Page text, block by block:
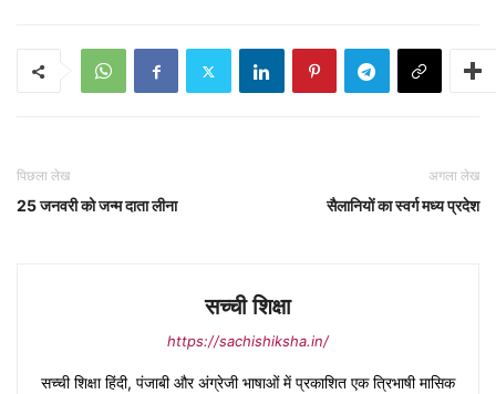
पिछला लेख
25 जनवरी को जन्म दाता लीना
अगला लेख
सैलानियों का स्वर्ग मध्य प्रदेश
सच्ची शिक्षा
https://sachishiksha.in/
सच्ची शिक्षा हिंदी, पंजाबी और अंग्रेजी भाषाओं में प्रकाशित एक त्रिभाषी मासिक